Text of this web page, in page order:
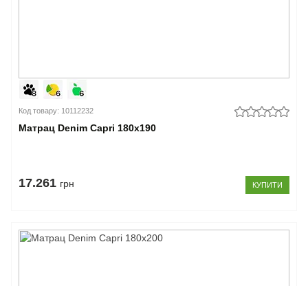
Код товару: 10112232
Матрац Denim Capri 180x190
17.261 грн КУПИТИ